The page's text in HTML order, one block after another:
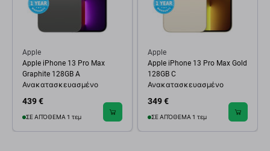
Apple
Apple iPhone 13 Pro Max
Graphite 128GB A
Ανακατασκευασμένο
439 €
ΣΕ ΑΠΌΘΕΜΑ 1 τεμ
Apple
Apple iPhone 13 Pro Max Gold
128GB C
Ανακατασκευασμένο
349 €
ΣΕ ΑΠΌΘΕΜΑ 1 τεμ